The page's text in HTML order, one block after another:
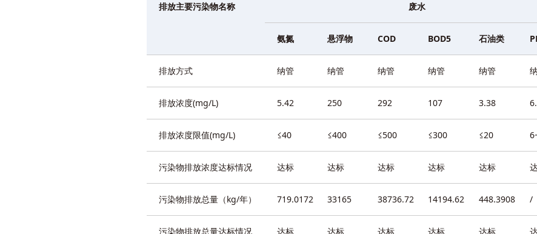
排放主要污染物名称 废水
氨氮 悬浮物 COD BOD5 石油类
排放方式 纳管 纳管 纳管 纳管 纳管
排放浓度(mg/L) 5.42 250 292 107 3.38
排放浓度限值(mg/L) ≤40 ≤400 ≤500 ≤300 ≤20
污染物排放浓度达标情况 达标 达标 达标 达标 达标
污染物排放总量（kg/年） 719.0172 33165 38736.72 14194.62 448.3908 /
污染物排放总量达标情况 达标 达标 达标 达标 达标